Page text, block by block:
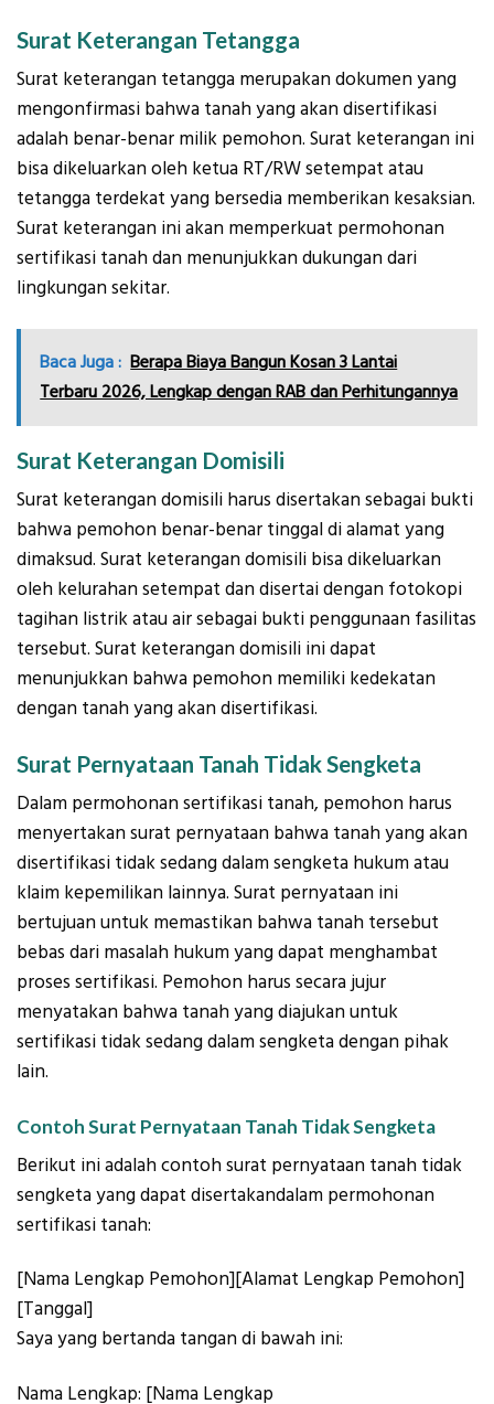
Surat Keterangan Tetangga
Surat keterangan tetangga merupakan dokumen yang
mengonfirmasi bahwa tanah yang akan disertifikasi
adalah benar-benar milik pemohon. Surat keterangan ini
bisa dikeluarkan oleh ketua RT/RW setempat atau
tetangga terdekat yang bersedia memberikan kesaksian.
Surat keterangan ini akan memperkuat permohonan
sertifikasi tanah dan menunjukkan dukungan dari
lingkungan sekitar.
Baca Juga : Berapa Biaya Bangun Kosan 3 Lantai
Terbaru 2026, Lengkap dengan RAB dan Perhitungannya
Surat Keterangan Domisili
Surat keterangan domisili harus disertakan sebagai bukti
bahwa pemohon benar-benar tinggal di alamat yang
dimaksud. Surat keterangan domisili bisa dikeluarkan
oleh kelurahan setempat dan disertai dengan fotokopi
tagihan listrik atau air sebagai bukti penggunaan fasilitas
tersebut. Surat keterangan domisili ini dapat
menunjukkan bahwa pemohon memiliki kedekatan
dengan tanah yang akan disertifikasi.
Surat Pernyataan Tanah Tidak Sengketa
Dalam permohonan sertifikasi tanah, pemohon harus
menyertakan surat pernyataan bahwa tanah yang akan
disertifikasi tidak sedang dalam sengketa hukum atau
klaim kepemilikan lainnya. Surat pernyataan ini
bertujuan untuk memastikan bahwa tanah tersebut
bebas dari masalah hukum yang dapat menghambat
proses sertifikasi. Pemohon harus secara jujur
menyatakan bahwa tanah yang diajukan untuk
sertifikasi tidak sedang dalam sengketa dengan pihak
lain.
Contoh Surat Pernyataan Tanah Tidak Sengketa
Berikut ini adalah contoh surat pernyataan tanah tidak
sengketa yang dapat disertakandalam permohonan
sertifikasi tanah:
[Nama Lengkap Pemohon][Alamat Lengkap Pemohon]
[Tanggal]
Saya yang bertanda tangan di bawah ini:
Nama Lengkap: [Nama Lengkap